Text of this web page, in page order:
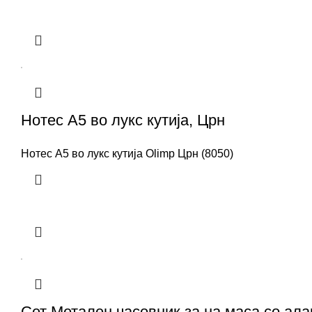
Нотес A5 во лукс кутија, Црн
Нотес A5 во лукс кутија Olimp Црн (8050)